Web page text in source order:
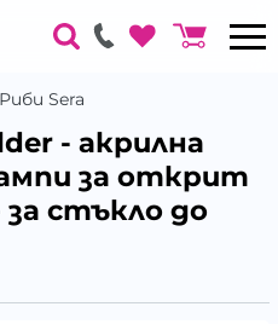
Sera
- акрилна
за открит
стъкло до